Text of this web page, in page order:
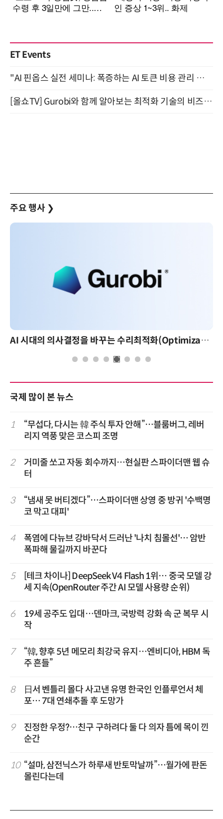
ET Events
"AI 핀옵스 실전 세미나: 폭증하는 AI 토큰 비용 관리 전략" 8월 21일 개최
[올쇼TV] Gurobi와 함께 알아보는 최적화 기술의 비즈니스 활용 (8월 20일 생방송)
주요 행사 ❯
AI 시대의 의사결정을 바꾸는 수리최적화(Optimization): 실제 산업 적용 사례와 활용 전략 AI 핀옵스 실전 세미나: 폭증하는 AI 토큰 비용 관
국제 많이 본 뉴스
1
“무섭다, 다시는 韓 주식 투자 안해”…블룸버그, 레버
리지 역풍 맞은 코스피 조명
2
거미줄 쏘고 자동 회수까지…현실판 스파이더맨 웹 슈
터
3
“냄새 못 버티겠다”…스파이더맨 상영 중 방귀 '수백명
코 막고 대피'
4
폭염에 다뉴브 강바닥서 드러난 '나치 침몰선'… 암반
폭파해 물길까지 바꾼다
5
[테크 차이나] DeepSeek V4 Flash 1위… 중국 모델 강
세 지속(OpenRouter 주간 AI 모델 사용량 순위)
6
19세 공주도 입대…덴마크, 국방력 강화 속 군 복무 시
작
7
“韓, 향후 5년 메모리 최강국 유지…엔비디아, HBM 독
주 흔들”
8
日서 벤틀리 몰다 사고낸 유명 한국인 인플루언서 체
포… 7대 연쇄추돌 후 도망가
9
진정한 우정?…친구 구하려다 둘 다 의자 틈에 목이 낀
순간
10 “설마, 삼전닉스가 하루새 반토막날까”…월가에 판돈
몰린다는데